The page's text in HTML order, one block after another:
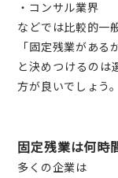
・コンサル業界
などでは比較的一
「固定残業がある
と決めつけるのは
方が良いでしょう。
固定残業は何時
多くの企業は